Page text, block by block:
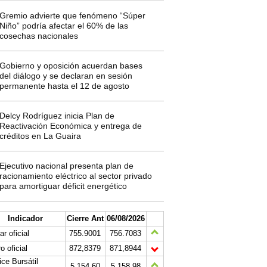
Gremio advierte que fenómeno “Súper
Niño” podría afectar el 60% de las
cosechas nacionales
Gobierno y oposición acuerdan bases
del diálogo y se declaran en sesión
permanente hasta el 12 de agosto
Delcy Rodríguez inicia Plan de
Reactivación Económica y entrega de
créditos en La Guaira
Ejecutivo nacional presenta plan de
racionamiento eléctrico al sector privado
para amortiguar déficit energético
Indicador Cierre Ant 06/08/2026
oficial
755.9001
756.7083
oficial
872,8379
871,8944
Bursátil